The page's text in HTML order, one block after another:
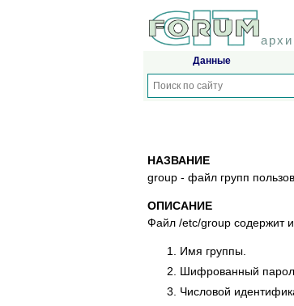
Данные
НАЗВАНИЕ
group - файл групп
ОПИСАНИЕ
Файл /etc/group содержит
Имя группы.
Шифрованный
Числовой